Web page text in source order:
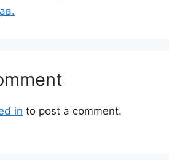
in to post a comment.